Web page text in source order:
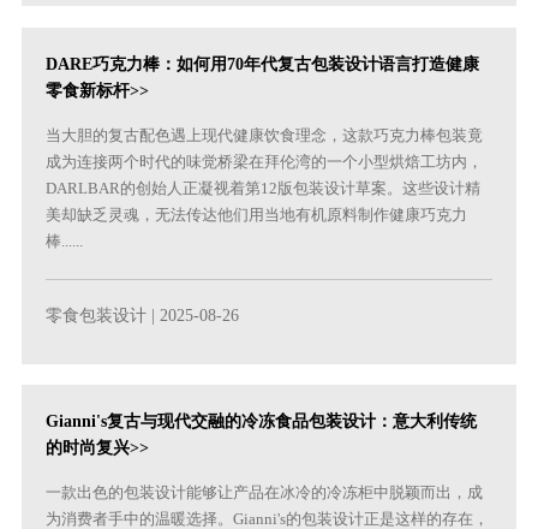
DARE巧克力棒：如何用70年代复古包装设计语言打造健康
零食新标杆>>
当大胆的复古配色遇上现代健康饮食理念，这款巧克力棒包装竟
成为连接两个时代的味觉桥梁在拜伦湾的一个小型烘焙工坊内，
DARLBAR的创始人正凝视着第12版包装设计草案。这些设计精
美却缺乏灵魂，无法传达他们用当地有机原料制作健康巧克力
棒......
零食包装设计 | 2025-08-26
Gianni's复古与现代交融的冷冻食品包装设计：意大利传统
的时尚复兴>>
一款出色的包装设计能够让产品在冰冷的冷冻柜中脱颖而出，成
为消费者手中的温暖选择。Gianni's的包装设计正是这样的存在，